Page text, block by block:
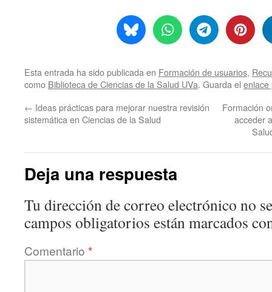
Esta entrada ha sido publicada en Formación de usuarios,
como Biblioteca de Ciencias de la Salud UVa. Guarda el enlace
← Ideas prácticas para mejorar nuestra revisión
sistemática en Ciencias de la Salud
Formación
acceder
Deja una respuesta
Tu dirección de correo electrónico no
campos obligatorios están marcados
Comentario *